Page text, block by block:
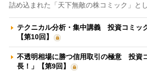
詰め込まれた「天下無敵の株コミック」と
テクニカル分析・集中講義 投資コミッ
【第10回】
不透明相場に勝つ信用取引の極意 投資
長！」【第9回】